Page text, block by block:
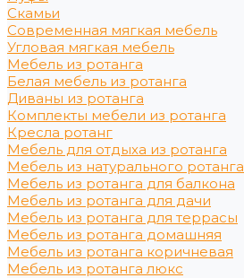
Скамьи
Современная мягкая мебель
Угловая мягкая мебель
Мебель из ротанга
Белая мебель из ротанга
Диваны из ротанга
Комплекты мебели из ротанга
Кресла ротанг
Мебель для отдыха из ротанга
Мебель из натурального ротанга
Мебель из ротанга для балкона
Мебель из ротанга для дачи
Мебель из ротанга для террасы
Мебель из ротанга домашняя
Мебель из ротанга коричневая
Мебель из ротанга люкс